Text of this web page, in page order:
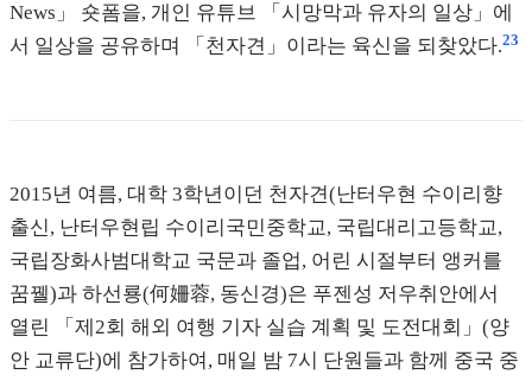
News」 숏폼을, 개인 유튜브 「시망막과 유자의 일상」에
서 일상을 공유하며 「천자견」이라는 육신을 되찾았다.23
2015년 여름, 대학 3학년이던 천자견(난터우현 수이리향
출신, 난터우현립 수이리국민중학교, 국립대리고등학교,
국립장화사범대학교 국문과 졸업, 어린 시절부터 앵커를
꿈꿸)과 하선룡(何姍蓉, 동신경)은 푸젠성 저우취안에서
열린 「제2회 해외 여행 기자 실습 계획 및 도전대회」(양
안 교류단)에 참가하여, 매일 밤 7시 단원들과 함께 중국 중